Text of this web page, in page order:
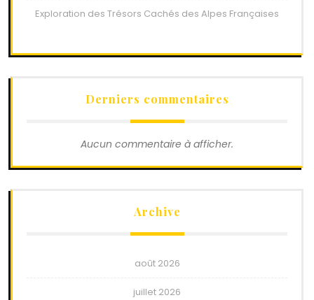
Exploration des Trésors Cachés des Alpes Françaises
Derniers commentaires
Aucun commentaire à afficher.
Archive
août 2026
juillet 2026